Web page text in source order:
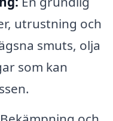
utrustning och
smuts, olja
som kan